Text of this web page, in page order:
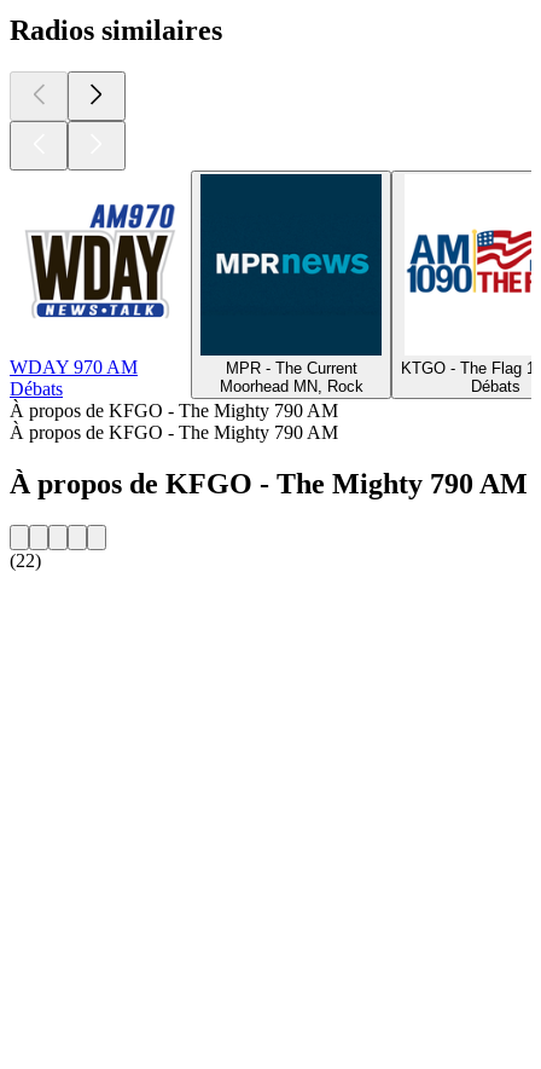
Radios similaires
WDAY 970 AM
Débats
MPR - The Current
Moorhead MN, Rock
KTGO - The Flag
Débats
À propos de KFGO - The Mighty 790 AM
À propos de KFGO - The Mighty 790 AM
À propos de KFGO - The Mighty 790 AM
(22)